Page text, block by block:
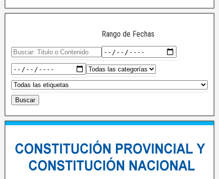
Rango de Fechas